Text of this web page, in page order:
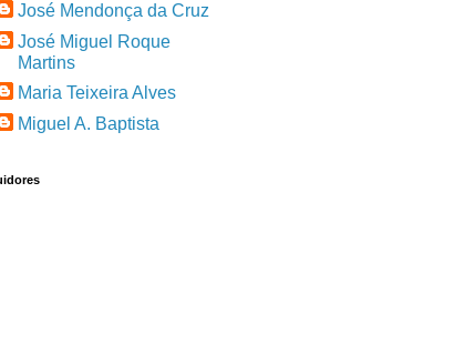
José Mendonça da Cruz
José Miguel Roque
Martins
Maria Teixeira Alves
Miguel A. Baptista